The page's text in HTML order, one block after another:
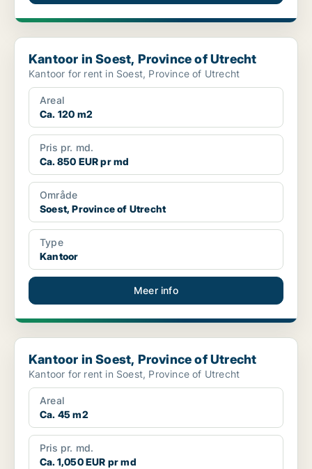
Kantoor in Soest, Province of Utrecht
Kantoor in Soest, Province of Utrecht
Kantoor for rent in Soest, Province of Utrecht
Areal
Ca. 120 m2
Pris pr. md.
Ca. 850 EUR pr md
Område
Soest, Province of Utrecht
Type
Kantoor
Meer info
Kantoor in Soest, Province of Utrecht
Kantoor in Soest, Province of Utrecht
Kantoor for rent in Soest, Province of Utrecht
Areal
Ca. 45 m2
Pris pr. md.
Ca. 1,050 EUR pr md